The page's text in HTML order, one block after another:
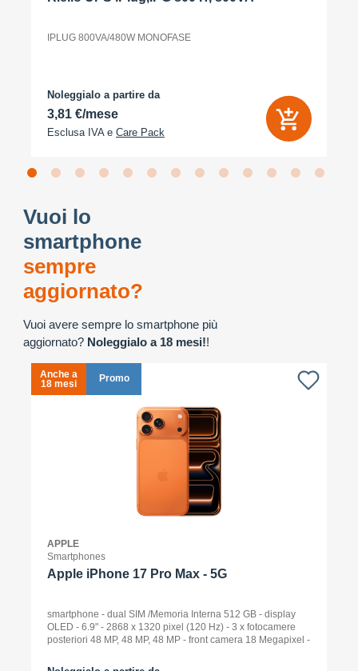
IPLUG 800VA/480W MONOFASE
Noleggialo a partire da
3,81 €/mese
Esclusa IVA e Care Pack
Vuoi lo
smartphone
sempre
aggiornato?
Vuoi avere sempre lo smartphone più
aggiornato? Noleggialo a 18 mesi!!
Anche a
18 mesi
Promo
APPLE
Smartphones
Apple iPhone 17 Pro Max - 5G
smartphone - dual SIM /Memoria Interna 512 GB - display
OLED - 6.9" - 2868 x 1320 pixel (120 Hz) - 3 x fotocamere
posteriori 48 MP, 48 MP, 48 MP - front camera 18 Megapixel -